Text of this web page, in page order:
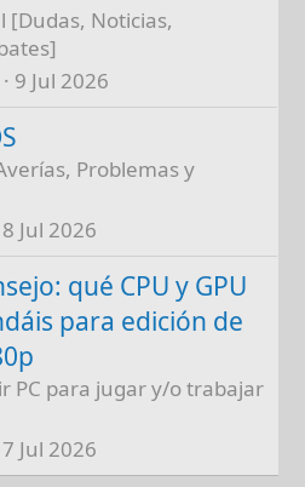
[Dudas, Noticias,
9 Jul 2026
Problemas y
8 Jul 2026
qué CPU y GPU
para edición de
PC para jugar y/o trabajar
7 Jul 2026